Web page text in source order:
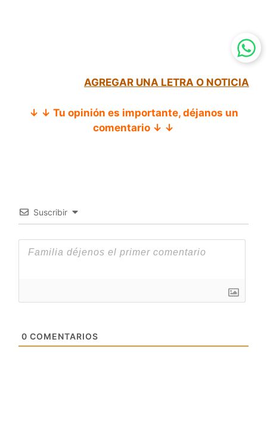
AGREGAR UNA LETRA O NOTICIA
↓ ↓ Tu opinión es importante, déjanos un
comentario ↓ ↓
Suscribir
0 COMENTARIOS